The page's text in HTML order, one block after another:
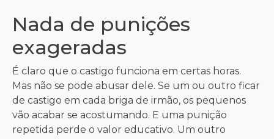
Nada de punições
exageradas
É claro que o castigo funciona em certas horas.
Mas não se pode abusar dele. Se um ou outro ficar
de castigo em cada briga de irmão, os pequenos
vão acabar se acostumando. E uma punição
repetida perde o valor educativo. Um outro